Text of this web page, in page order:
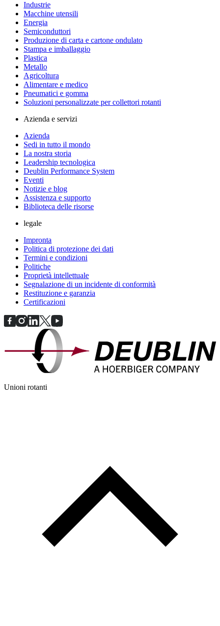
Industrie
Macchine utensili
Energia
Semiconduttori
Produzione di carta e cartone ondulato
Stampa e imballaggio
Plastica
Metallo
Agricoltura
Alimentare e medico
Pneumatici e gomma
Soluzioni personalizzate per collettori rotanti
Azienda e servizi
Azienda
Sedi in tutto il mondo
La nostra storia
Leadership tecnologica
Deublin Performance System
Eventi
Notizie e blog
Assistenza e supporto
Biblioteca delle risorse
legale
Impronta
Politica di protezione dei dati
Termini e condizioni
Politiche
Proprietà intellettuale
Segnalazione di un incidente di conformità
Restituzione e garanzia
Certificazioni
Unioni rotanti